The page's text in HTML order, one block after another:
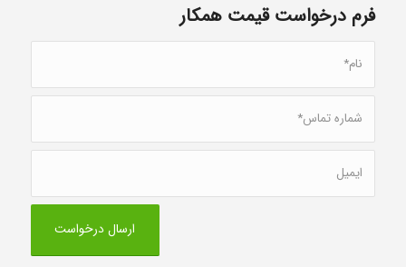
فرم درخواست قیمت همکار